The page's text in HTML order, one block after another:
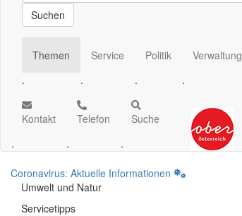
Suchen
Themen
.
Service
.
Politik
.
Verwaltung
.
Kontakt
.
Telefon
.
Suche
.
Coronavirus: Aktuelle Informationen
Umwelt und Natur
Servicetipps